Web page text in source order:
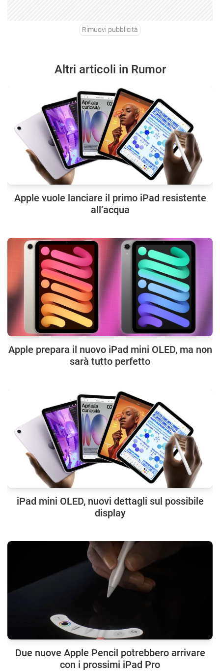
Rimuovi pubblicità
Altri articoli in Rumor
Apple vuole lanciare il primo iPad resistente
all’acqua
Apple prepara il nuovo iPad mini OLED, ma non
sarà tutto perfetto
iPad mini OLED, nuovi dettagli sul possibile
display
Due nuove Apple Pencil potrebbero arrivare
con i prossimi iPad Pro